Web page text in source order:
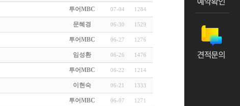
투어MBC 07-04 1284
문혜경 06-30 1529
투어MBC 06-27 1276
임성환 06-26 1476
투어MBC 06-22 1214
이현숙 06-21 1333
투어MBC 06-07 1271